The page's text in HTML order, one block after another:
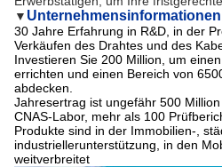
▼
30 Jahre Erfahrung in R&D, in der
Verkäufen des Drahtes und des
Investieren Sie 200 Million, um
errichten und einen Bereich von
abdecken.
Jahresertrag ist ungefähr 500 Million
CNAS-Labor, mehr als 100
Produkte sind in der Immobilien-,
industriellerunterstützung, in den
weitverbreitet